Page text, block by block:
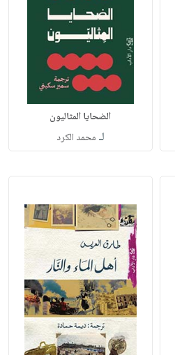
الضحايا المثاليون
لـ محمد الكرد